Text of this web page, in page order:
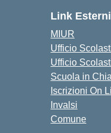
Link Esterni
MIUR
Ufficio
Ufficio
Scuola in
Iscrizioni On
Invalsi
Comune